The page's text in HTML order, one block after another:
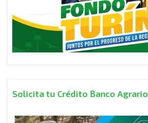
Solicita tu Crédito Banco Agrario